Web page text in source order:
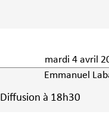
mardi 4 avril
Emmanuel
Chronique de Nicole Raymond Diffusion à 18h30